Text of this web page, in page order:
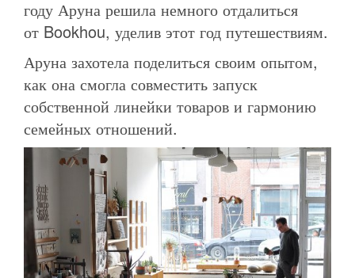
году Аруна решила немного отдалиться
от Bookhou, уделив этот год путешествиям.
Аруна захотела поделиться своим опытом,
как она смогла совместить запуск
собственной линейки товаров и гармонию
семейных отношений.